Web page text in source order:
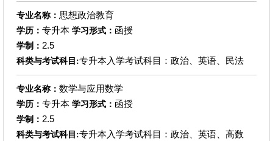
专业名称： 思想政治教育
学历： 专升本 学习形式： 函授
学制： 2.5
科类与考试科目:专升本入学考试科目：政治、英语、民法
专业名称： 数学与应用数学
学历： 专升本 学习形式： 函授
学制： 2.5
科类与考试科目:专升本入学考试科目：政治、英语、高数